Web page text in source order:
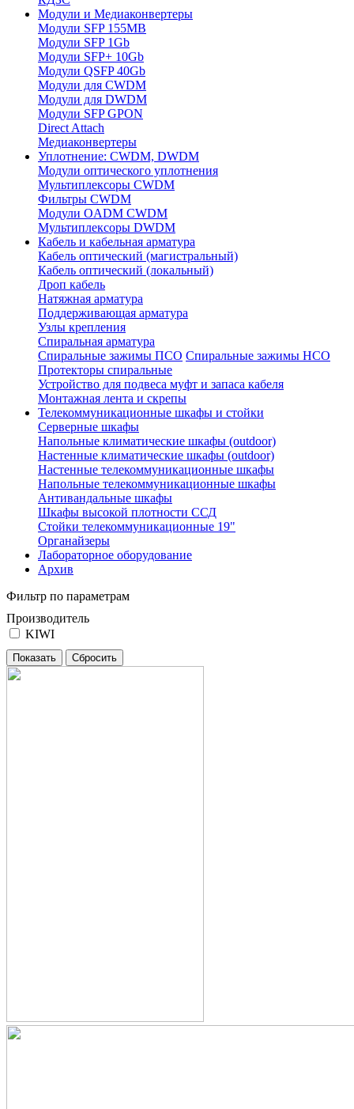
Модули и Медиаконвертеры
Модули SFP 155MB
Модули SFP 1Gb
Модули SFP+ 10Gb
Модули QSFP 40Gb
Модули для CWDM
Модули для DWDM
Модули SFP GPON
Direct Attach
Медиаконвертеры
Уплотнение: CWDM, DWDM
Модули оптического уплотнения
Мультиплексоры CWDM
Фильтры CWDM
Модули OADM CWDM
Мультиплексоры DWDM
Кабель и кабельная арматура
Кабель оптический (магистральный)
Кабель оптический (локальный)
Дроп кабель
Натяжная арматура
Поддерживающая арматура
Узлы крепления
Спиральная арматура
Спиральные зажимы ПСО Спиральные зажимы НСО
Протекторы спиральные
Устройство для подвеса муфт и запаса кабеля
Монтажная лента и скрепы
Телекоммуникационные шкафы и стойки
Серверные шкафы
Напольные климатические шкафы (outdoor)
Настенные климатические шкафы (outdoor)
Настенные телекоммуникационные шкафы
Напольные телекоммуникационные шкафы
Антивандальные шкафы
Шкафы высокой плотности ССД
Стойки телекоммуникационные 19"
Органайзеры
Лабораторное оборудование
Архив
Фильтр по параметрам
Производитель
KIWI